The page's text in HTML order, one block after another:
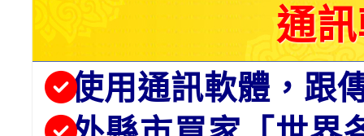
通
使用通訊軟體，跟